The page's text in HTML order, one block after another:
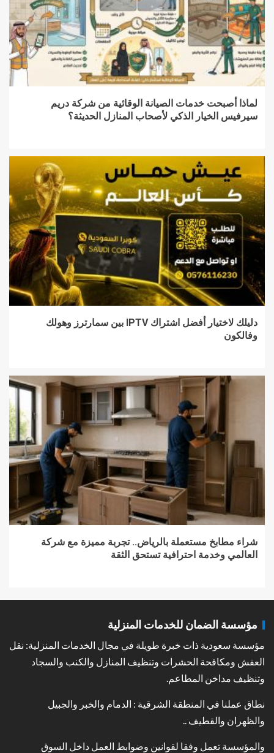
لماذا أصبحت خدمات الصيانة الوقائية من شركة دريم
سيرفيس الخيار الذكي لأصحاب المنازل الحديثة؟
دليلك لاختيار أفضل اشتراك IPTV بين سمارترز وهولك
وفالكون
شراء مطابخ مستعملة بالرياض.. تجربة مميزة مع شركة
العالمي وخدمة احترافية تستحق الثقة
مؤسسة الضمان للخدمات المنزلية
مؤسسة سعودية ذات خبرة طويلة في مجال الخدمات المنزلية: نقل
العفش ومكافحة الحشرات وتنظيف المنازل والكنب والسجاد
وتنظيف مداخن المطاعم.
نطاق عملنا في المنطقة الشرقية : الدمام والخبر والجبيل
والظهران والقطيف ..
والمؤسسة تعمل وفقا لقوانين وضوابط العمل داخل السوق